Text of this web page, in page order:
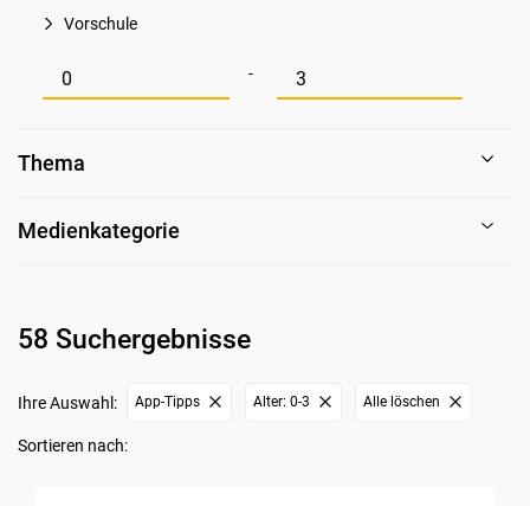
Vorschule
Mindestwert für Alter -
Maximalwert für Alter
Thema
Medienkategorie
58 Suchergebnisse
Ihre Auswahl: App-Tipps Alter: 0-3 Alle löschen
Sortieren nach: